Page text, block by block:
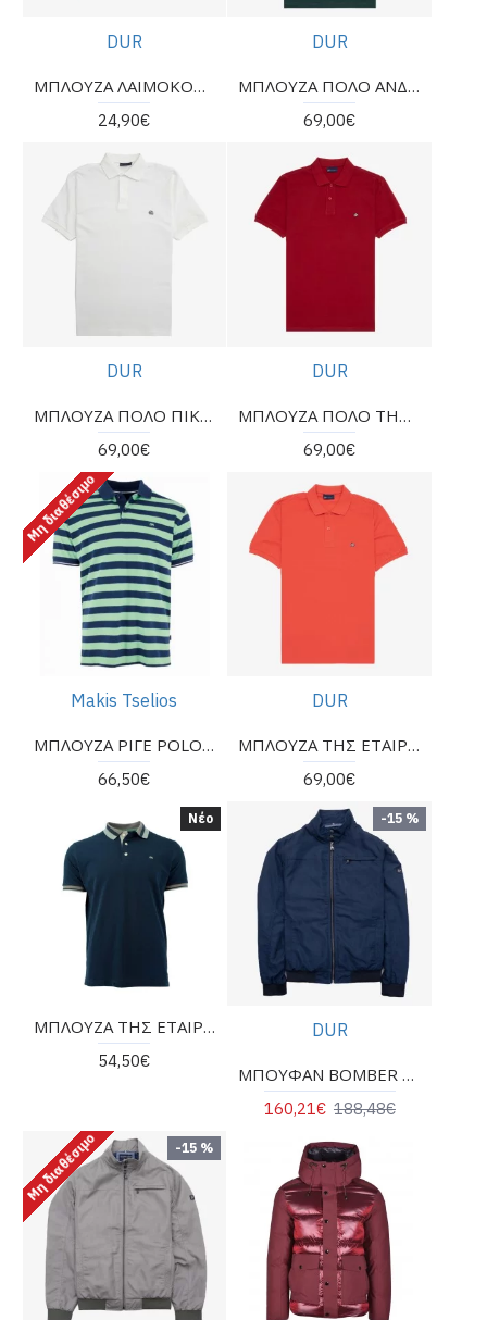
DUR
ΜΠΛΟΥΖΑ ΛΑΙΜΟΚΟΨΗ DUR
24,90€
DUR
ΜΠΛΟΥΖΑ ΠΟΛΟ ΑΝΔΡΙΚΗ DUR
69,00€
DUR
ΜΠΛΟΥΖΑ ΠΟΛΟ ΠΙΚΕ ΣΕ ΚΑΝΟΝΙΚΗ ΓΡΑΜΜΉ ΛΕΥΚΗ
69,00€
DUR
ΜΠΛΟΥΖΑ ΠΟΛΟ ΤΗΣ ΕΤΑΙΡΕΙΑΣ DUR
69,00€
Μη διαθέσιμο
Makis Tselios
ΜΠΛΟΥΖΑ ΡΙΓΕ POLO MAKIS TSELIOS σε κανονική γραμμή
66,50€
DUR
ΜΠΛΟΥΖΑ ΤΗΣ ΕΤΑΙΡΕΙΑΣ DUR KONTOMANIKH
69,00€
Νέο
ΜΠΛΟΥΖΑ ΤΗΣ ΕΤΑΙΡΕΙΑΣ MAKIS TSELIOS ΚΟΝΤΟΜΑΝΙΚΗ
54,50€
-15 %
DUR
ΜΠΟΥΦΑΝ BOMBER ΣΕ ΚΑΝΟΝΙΚΗ ΓΡΑΜΜΗ ΜΠΛΕ
160,21€ 188,48€
-15 %
Μη διαθέσιμο